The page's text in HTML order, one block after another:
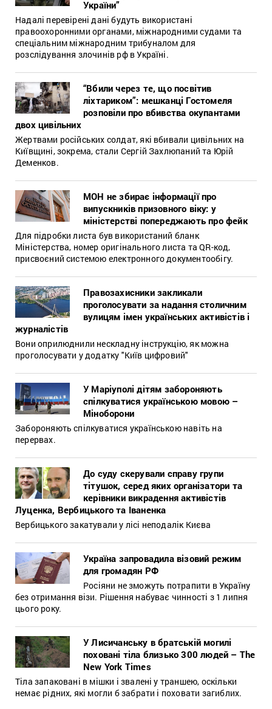
України”
Надалі перевірені дані будуть використані
правоохоронними органами, міжнародними судами та
спеціальним міжнародним трибуналом для
розслідування злочинів рф в Україні.
“Вбили через те, що посвітив
ліхтариком”: мешканці Гостомеля
розповіли про вбивства окупантами
двох цивільних
Жертвами російських солдат, які вбивали цивільних на
Київщині, зокрема, стали Сергій Захлюпаний та Юрій
Деменков.
МОН не збирає інформації про
випускників призовного віку: у
міністерстві попереджають про фейк
Для підробки листа був використаний бланк
Міністерства, номер оригінального листа та QR-код,
присвоєний системою електронного документообігу.
Правозахисники закликали
проголосувати за надання столичним
вулицям імен українських активістів і
журналістів
Вони оприлюднили нескладну інструкцію, як можна
проголосувати у додатку "Київ цифровий"
У Маріуполі дітям забороняють
спілкуватися українською мовою –
Міноборони
Забороняють спілкуватися українською навіть на
перервах.
До суду скерували справу групи
тітушок, серед яких організатори та
керівники викрадення активістів
Луценка, Вербицького та Іваненка
Вербицького закатували у лісі неподалік Києва
Україна запровадила візовий режим
для громадян РФ
Росіяни не зможуть потрапити в Україну
без отримання візи. Рішення набуває чинності з 1 липня
цього року.
У Лисичанську в братській могилі
поховані тіла близько 300 людей – The
New York Times
Тіла запаковані в мішки і звалені у траншею, оскільки
немає рідних, які могли б забрати і поховати загиблих.